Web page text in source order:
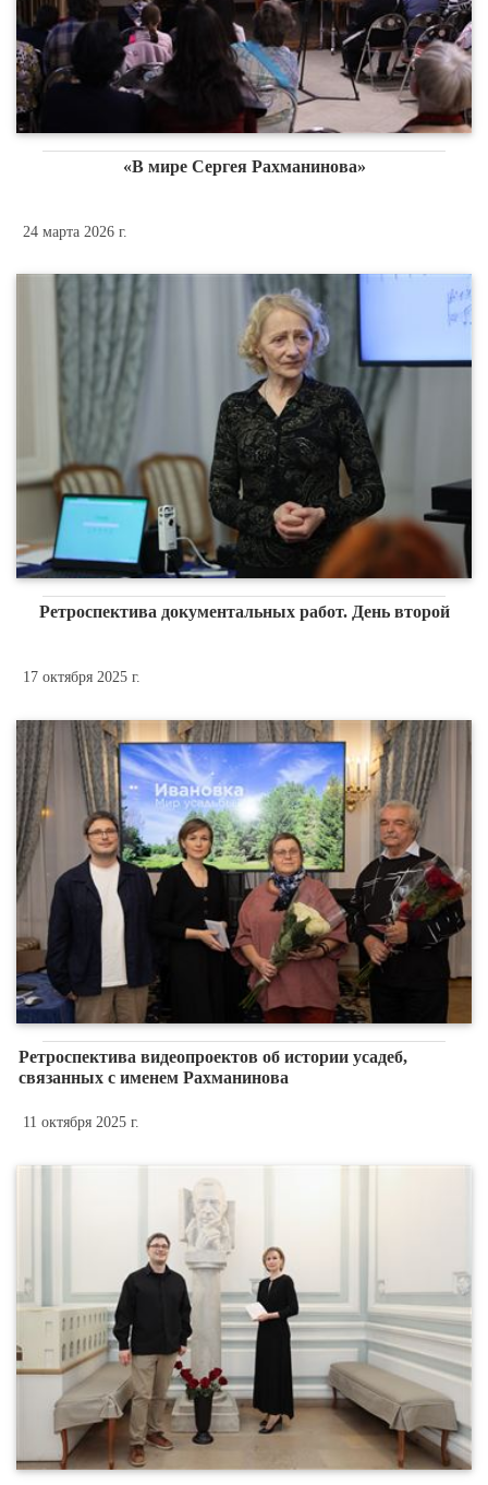
«В мире Сергея Рахманинова»
24 марта 2026 г.
Ретроспектива документальных работ. День второй
17 октября 2025 г.
Ретроспектива видеопроектов об истории усадеб,
связанных с именем Рахманинова
11 октября 2025 г.